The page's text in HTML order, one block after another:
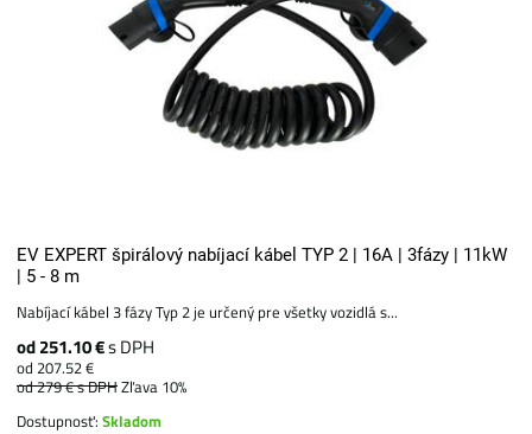
EV EXPERT špirálový nabíjací kábel TYP 2 | 16A | 3fázy | 11kW
| 5 - 8 m
Nabíjací kábel 3 fázy Typ 2 je určený pre všetky vozidlá s...
od 251.10 €s DPH
od 207.52 €
od 279 €s DPHZľava 10%
Dostupnosť:Skladom